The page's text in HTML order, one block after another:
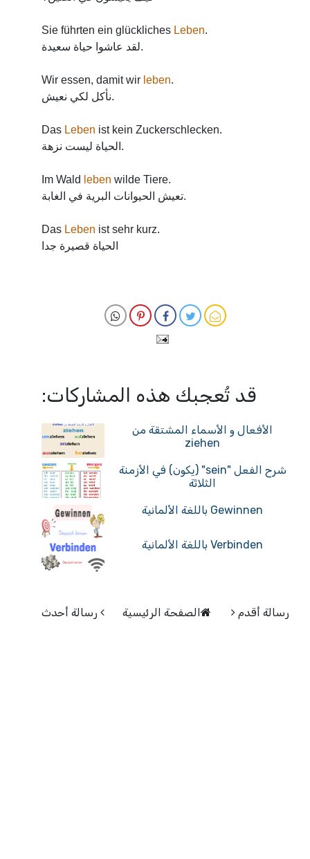
Sie führten ein glückliches Leben.
لقد عاشوا حياة سعيدة.
Wir essen, damit wir leben.
نأكل لكي نعيش.
Das Leben ist kein Zuckerschlecken.
الحياة ليست نزهة.
Im Wald leben wilde Tiere.
تعيش الحيوانات البرية في الغابة.
Das Leben ist sehr kurz.
الحياة قصيرة جدا
قد تُعجبك هذه المشاركات:
الأفعال و الأسماء المشتقة من
ziehen
شرح الفعل "sein" (يكون) في الأزمنة
الثلاثة
Gewinnen باللغة الألمانية
Verbinden باللغة الألمانية
رسالة أحدث رسالة أقدم الصفحة الرئيسية